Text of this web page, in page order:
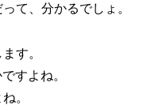
て、分かるでしょ。
す。
すよね。
。